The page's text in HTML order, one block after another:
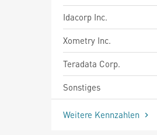
Idacorp Inc.
Xometry Inc.
Teradata Corp.
Sonstiges
Weitere Kennzahlen